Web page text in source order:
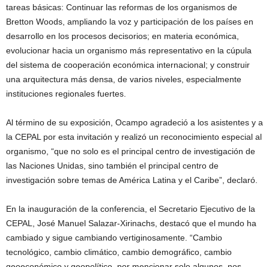
tareas básicas: Continuar las reformas de los organismos de
Bretton Woods, ampliando la voz y participación de los países en
desarrollo en los procesos decisorios; en materia económica,
evolucionar hacia un organismo más representativo en la cúpula
del sistema de cooperación económica internacional; y construir
una arquitectura más densa, de varios niveles, especialmente
instituciones regionales fuertes.
Al término de su exposición, Ocampo agradeció a los asistentes y a
la CEPAL por esta invitación y realizó un reconocimiento especial al
organismo, “que no solo es el principal centro de investigación de
las Naciones Unidas, sino también el principal centro de
investigación sobre temas de América Latina y el Caribe”, declaró.
En la inauguración de la conferencia, el Secretario Ejecutivo de la
CEPAL, José Manuel Salazar-Xirinachs, destacó que el mundo ha
cambiado y sigue cambiando vertiginosamente. “Cambio
tecnológico, cambio climático, cambio demográfico, cambio